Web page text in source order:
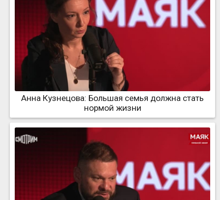
Анна Кузнецова: Большая семья должна стать
нормой жизни